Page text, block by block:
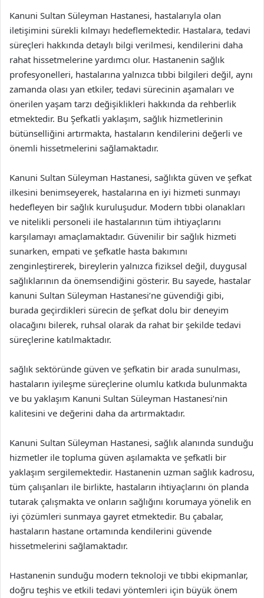
Kanuni Sultan Süleyman Hastanesi, hastalarıyla olan
iletişimini sürekli kılmayı hedeflemektedir. Hastalara, tedavi
süreçleri hakkında detaylı bilgi verilmesi, kendilerini daha
rahat hissetmelerine yardımcı olur. Hastanenin sağlık
profesyonelleri, hastalarına yalnızca tıbbi bilgileri değil, aynı
zamanda olası yan etkiler, tedavi sürecinin aşamaları ve
önerilen yaşam tarzı değişiklikleri hakkında da rehberlik
etmektedir. Bu Şefkatli yaklaşım, sağlık hizmetlerinin
bütünselliğini artırmakta, hastaların kendilerini değerli ve
önemli hissetmelerini sağlamaktadır.
Kanuni Sultan Süleyman Hastanesi, sağlıkta güven ve şefkat
ilkesini benimseyerek, hastalarına en iyi hizmeti sunmayı
hedefleyen bir sağlık kuruluşudur. Modern tıbbi olanakları
ve nitelikli personeli ile hastalarının tüm ihtiyaçlarını
karşılamayı amaçlamaktadır. Güvenilir bir sağlık hizmeti
sunarken, empati ve şefkatle hasta bakımını
zenginleştirerek, bireylerin yalnızca fiziksel değil, duygusal
sağlıklarının da önemsendiğini gösterir. Bu sayede, hastalar
kanuni Sultan Süleyman Hastanesi’ne güvendiği gibi,
burada geçirdikleri sürecin de şefkat dolu bir deneyim
olacağını bilerek, ruhsal olarak da rahat bir şekilde tedavi
süreçlerine katılmaktadır.
sağlık sektöründe güven ve şefkatin bir arada sunulması,
hastaların iyileşme süreçlerine olumlu katkıda bulunmakta
ve bu yaklaşım Kanuni Sultan Süleyman Hastanesi’nin
kalitesini ve değerini daha da artırmaktadır.
Kanuni Sultan Süleyman Hastanesi, sağlık alanında sunduğu
hizmetler ile topluma güven aşılamakta ve şefkatli bir
yaklaşım sergilemektedir. Hastanenin uzman sağlık kadrosu,
tüm çalışanları ile birlikte, hastaların ihtiyaçlarını ön planda
tutarak çalışmakta ve onların sağlığını korumaya yönelik en
iyi çözümleri sunmaya gayret etmektedir. Bu çabalar,
hastaların hastane ortamında kendilerini güvende
hissetmelerini sağlamaktadır.
Hastanenin sunduğu modern teknoloji ve tıbbi ekipmanlar,
doğru teşhis ve etkili tedavi yöntemleri için büyük önem